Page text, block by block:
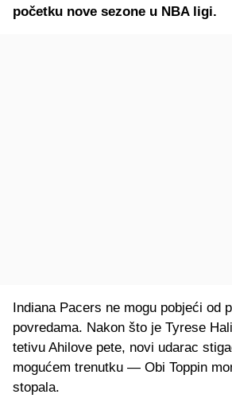
početku nove sezone u NBA ligi.
Indiana Pacers ne mogu pobjeći od
povredama. Nakon što je Tyrese
tetivu Ahilove pete, novi udarac
mogućem trenutku — Obi Toppin
stopala.